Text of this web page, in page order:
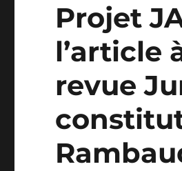
Projet
l’article
revue